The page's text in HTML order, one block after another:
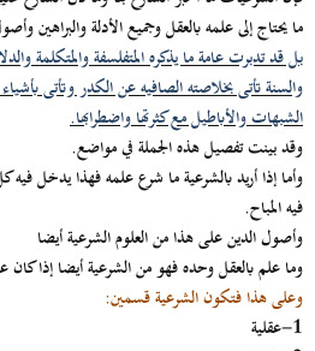
ما يحتاج إلى علمه بالعقل وجميع الأدلة والبراهين
بل قد تدبرت عامة ما يذكره المتفلسفة والمتكلمة
والسنة تأتى بخلاصته الصافيه عن الكدر وتأتى
الشبهات والأباطيل مع كثرتها واضطرابها.
وقد بينت تفصيل هذه الجملة في مواضع.
وأما إذا أريد بالشرعية ما شرع علمه فهذا
فيه المباح.
وأصول الدين على هذا من العلوم الشرعية أيضا
وما علم بالعقل وحده فهو من الشرعية أيضا إذا كان
وعلى هذا فتكون الشرعية قسمين:
1-عقلية